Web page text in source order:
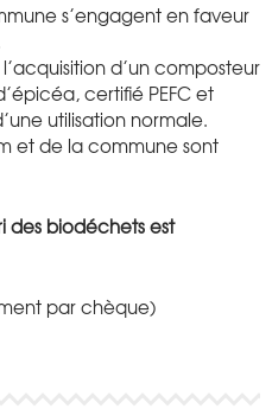
s’engagent en faveur
d’un composteur
certifié PEFC et
utilisation normale.
et de la commune sont
des biodéchets est
par chèque)